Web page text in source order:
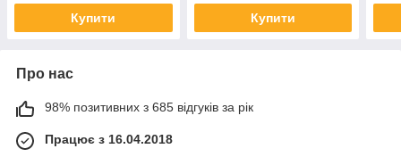
Купити Купити
Про нас
98% позитивних з 685 відгуків за рік
Працює з 16.04.2018